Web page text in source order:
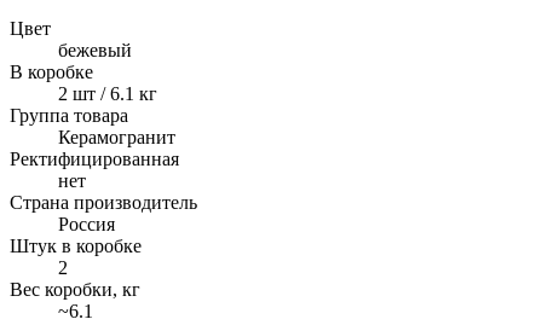
Цвет
бежевый
В коробке
2 шт / 6.1 кг
Группа товара
Керамогранит
Ректифицированная
нет
Страна производитель
Россия
Штук в коробке
2
Вес коробки, кг
~6.1